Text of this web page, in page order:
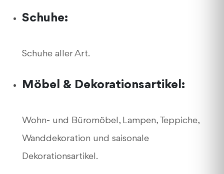
Schuhe:
Schuhe aller Art.
Möbel & Dekorationsartikel:
Wohn- und Büromöbel, Lampen, Teppiche,
Wanddekoration und saisonale
Dekorationsartikel.